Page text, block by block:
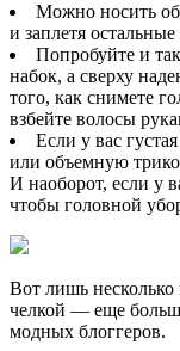
Можно носить
и заплетя
Попробуйте и
набок, а сверху
того, как снимете
взбейте волосы
Если у вас
или объемную
И наоборот, если у
чтобы головной
Вот лишь несколько
челкой — еще
модных блоггеров.